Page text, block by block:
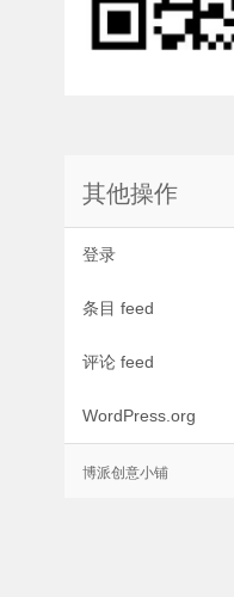
其他操作
登录
条目 feed
评论 feed
WordPress.org